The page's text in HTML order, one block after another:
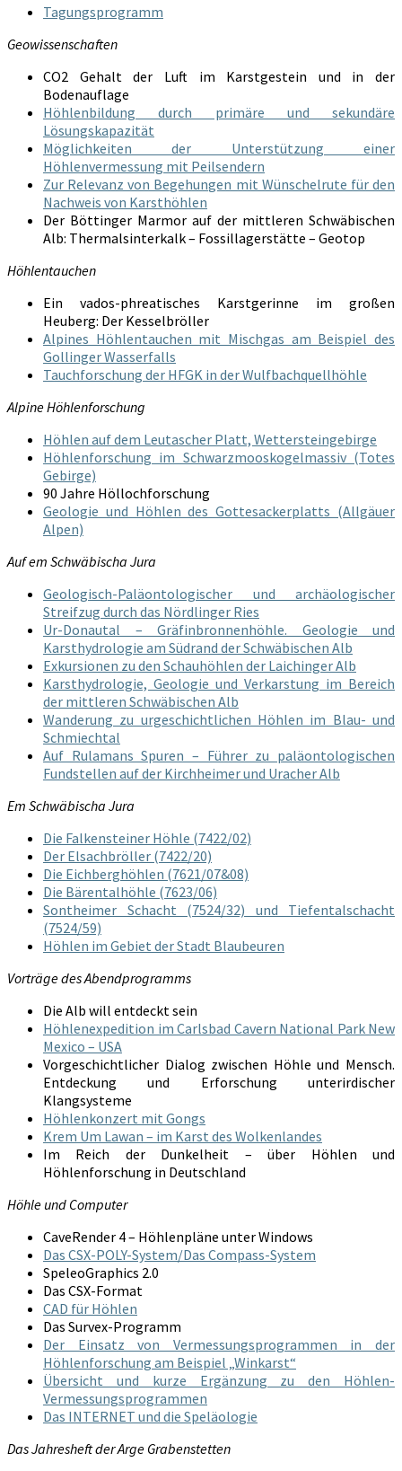
Tagungsprogramm
Geowissenschaften
CO2 Gehalt der Luft im Karstgestein und in der
Bodenauflage
Höhlenbildung durch primäre und sekundäre
Lösungskapazität
Möglichkeiten der Unterstützung einer
Höhlenvermessung mit Peilsendern
Zur Relevanz von Begehungen mit Wünschelrute für den
Nachweis von Karsthöhlen
Der Böttinger Marmor auf der mittleren Schwäbischen
Alb: Thermalsinterkalk – Fossillagerstätte – Geotop
Höhlentauchen
Ein vados-phreatisches Karstgerinne im großen
Heuberg: Der Kesselbröller
Alpines Höhlentauchen mit Mischgas am Beispiel des
Gollinger Wasserfalls
Tauchforschung der HFGK in der Wulfbachquellhöhle
Alpine Höhlenforschung
Höhlen auf dem Leutascher Platt, Wettersteingebirge
Höhlenforschung im Schwarzmooskogelmassiv (Totes
Gebirge)
90 Jahre Höllochforschung
Geologie und Höhlen des Gottesackerplatts (Allgäuer
Alpen)
Auf em Schwäbischa Jura
Geologisch-Paläontologischer und archäologischer
Streifzug durch das Nördlinger Ries
Ur-Donautal – Gräfinbronnenhöhle. Geologie und
Karsthydrologie am Südrand der Schwäbischen Alb
Exkursionen zu den Schauhöhlen der Laichinger Alb
Karsthydrologie, Geologie und Verkarstung im Bereich
der mittleren Schwäbischen Alb
Wanderung zu urgeschichtlichen Höhlen im Blau- und
Schmiechtal
Auf Rulamans Spuren – Führer zu paläontologischen
Fundstellen auf der Kirchheimer und Uracher Alb
Em Schwäbischa Jura
Die Falkensteiner Höhle (7422/02)
Der Elsachbröller (7422/20)
Die Eichberghöhlen (7621/07&08)
Die Bärentalhöhle (7623/06)
Sontheimer Schacht (7524/32) und Tiefentalschacht
(7524/59)
Höhlen im Gebiet der Stadt Blaubeuren
Vorträge des Abendprogramms
Die Alb will entdeckt sein
Höhlenexpedition im Carlsbad Cavern National Park New
Mexico – USA
Vorgeschichtlicher Dialog zwischen Höhle und Mensch.
Entdeckung und Erforschung unterirdischer
Klangsysteme
Höhlenkonzert mit Gongs
Krem Um Lawan – im Karst des Wolkenlandes
Im Reich der Dunkelheit – über Höhlen und
Höhlenforschung in Deutschland
Höhle und Computer
CaveRender 4 – Höhlenpläne unter Windows
Das CSX-POLY-System/Das Compass-System
SpeleoGraphics 2.0
Das CSX-Format
CAD für Höhlen
Das Survex-Programm
Der Einsatz von Vermessungsprogrammen in der
Höhlenforschung am Beispiel „Winkarst“
Übersicht und kurze Ergänzung zu den Höhlen-
Vermessungsprogrammen
Das INTERNET und die Speläologie
Das Jahresheft der Arge Grabenstetten